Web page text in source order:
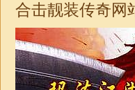
合击靓装传奇网